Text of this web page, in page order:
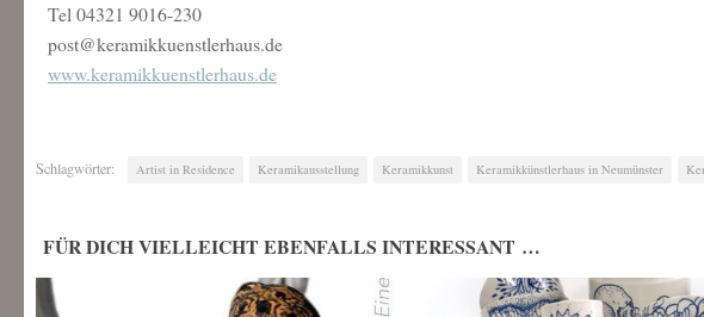
Tel 04321 9016-230
post@keramikkuenstlerhaus.de
www.keramikkuenstlerhaus.de
Schlagwörter: Artist in Residence Keramikausstellung Keramikkunst Keramikkünstlerhaus in Neumünster
FÜR DICH VIELLEICHT EBENFALLS INTERESSANT …